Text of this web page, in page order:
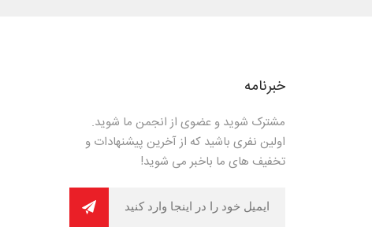
خبرنامه
مشترک شوید و عضوی از انجمن ما شوید.
اولین نفری باشید که از آخرین پیشنهادات و
تخفیف های ما باخبر می شوید!